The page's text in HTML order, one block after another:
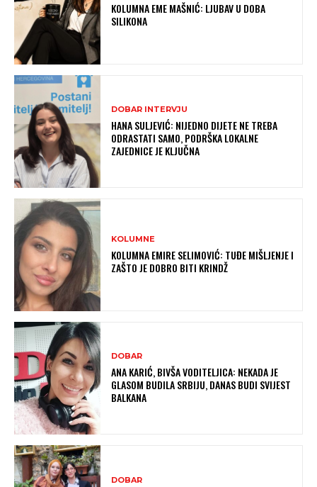
KOLUMNA EME MAŠNIĆ: LJUBAV U DOBA
SILIKONA
DOBAR INTERVJU
HANA SULJEVIĆ: NIJEDNO DIJETE NE TREBA
ODRASTATI SAMO, PODRŠKA LOKALNE
ZAJEDNICE JE KLJUČNA
KOLUMNE
KOLUMNA EMIRE SELIMOVIĆ: TUĐE MIŠLJENJE I
ZAŠTO JE DOBRO BITI KRINDŽ
DOBAR
ANA KARIĆ, BIVŠA VODITELJICA: NEKADA JE
GLASOM BUDILA SRBIJU, DANAS BUDI SVIJEST
BALKANA
DOBAR